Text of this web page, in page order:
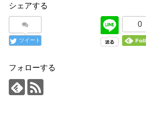
シェアする
ツイート
0
フォローする